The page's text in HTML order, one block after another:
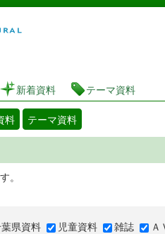
図書館 蔵書検索・
新着資料 テーマ資料
料 テーマ資料
。
県資料 児童資料 雑誌 Ａ